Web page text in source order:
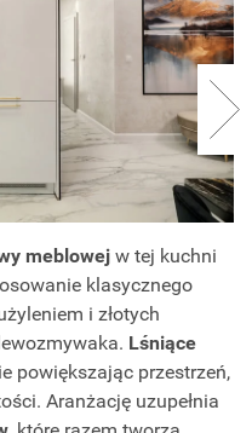
meblowej w tej kuchni
klasycznego
i złotych
Lśniące
powiększając przestrzeń,
Aranżację uzupełnia